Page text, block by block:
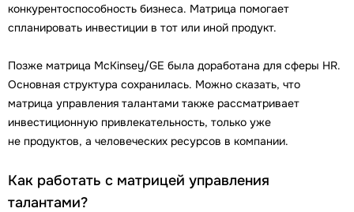
конкурентоспособность бизнеса. Матрица помогает
спланировать инвестиции в тот или иной продукт.
Позже матрица McKinsey/GE была доработана для сферы HR.
Основная структура сохранилась. Можно сказать, что
матрица управления талантами также рассматривает
инвестиционную привлекательность, только уже
не продуктов, а человеческих ресурсов в компании.
Как работать с матрицей управления
талантами?